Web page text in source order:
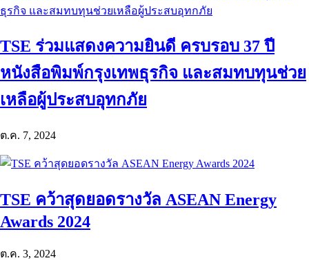
TSE ร่วมแสดงความยินดี ครบรอบ 37 ปี
หนังสือพิมพ์กรุงเทพธุรกิจ และสมทบทุนช่วย
เหลือผู้ประสบอุทกภัย
ต.ค. 7, 2024
TSE คว้าสุดยอดรางวัล ASEAN Energy
Awards 2024
ต.ค. 3, 2024